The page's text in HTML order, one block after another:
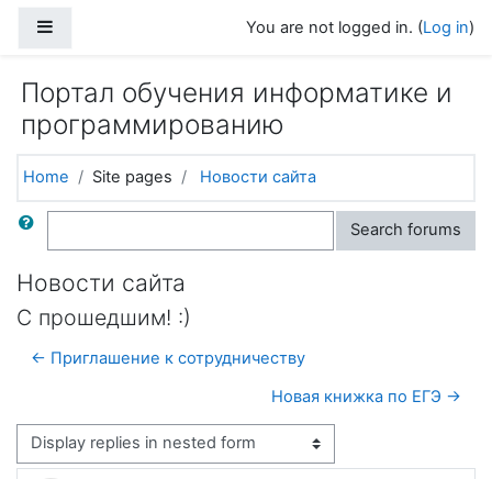
You are not logged in. (Log in)
Портал обучения информатике и
программированию
Home Site pages Новости сайта
Search Search forums
Новости сайта
С прошедшим! :)
← Приглашение к сотрудничеству
Новая книжка по ЕГЭ →
Display mode